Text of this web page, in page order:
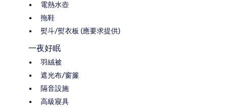
電熱水壺
拖鞋
熨斗/熨衣板 (應要求提供)
一夜好眠
羽絨被
遮光布/窗簾
隔音設施
高級寢具